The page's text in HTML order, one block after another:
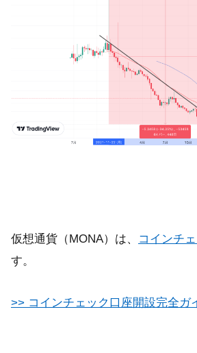
仮想通貨（MONA）は、 コインチ
す。
>> コインチェック口座開設完全ガ